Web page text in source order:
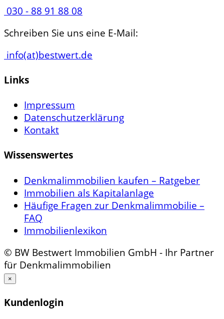
030 - 88 91 88 08
Schreiben Sie uns eine E-Mail:
info(at)bestwert.de
Links
Impressum
Datenschutzerklärung
Kontakt
Wissenswertes
Denkmalimmobilien kaufen – Ratgeber
Immobilien als Kapitalanlage
Häufige Fragen zur Denkmalimmobilie –
FAQ
Immobilienlexikon
© BW Bestwert Immobilien GmbH - Ihr Partner
für Denkmalimmobilien
×
Kundenlogin